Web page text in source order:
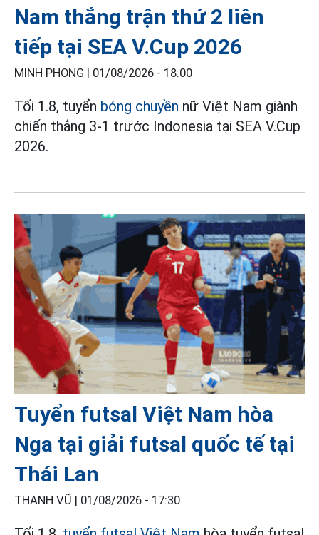
Nam thắng trận thứ 2 liên
tiếp tại SEA V.Cup 2026
MINH PHONG | 01/08/2026 - 18:00
Tối 1.8, tuyển bóng chuyền nữ Việt Nam giành
chiến thắng 3-1 trước Indonesia tại SEA V.Cup
2026.
Tuyển futsal Việt Nam hòa
Nga tại giải futsal quốc tế tại
Thái Lan
THANH VŨ | 01/08/2026 - 17:30